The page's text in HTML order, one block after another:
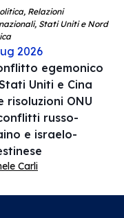
Relazioni
Stati Uniti e Nord
2026
egemonico
Uniti e Cina
risoluzioni ONU
russo-
e israelo-
Carli